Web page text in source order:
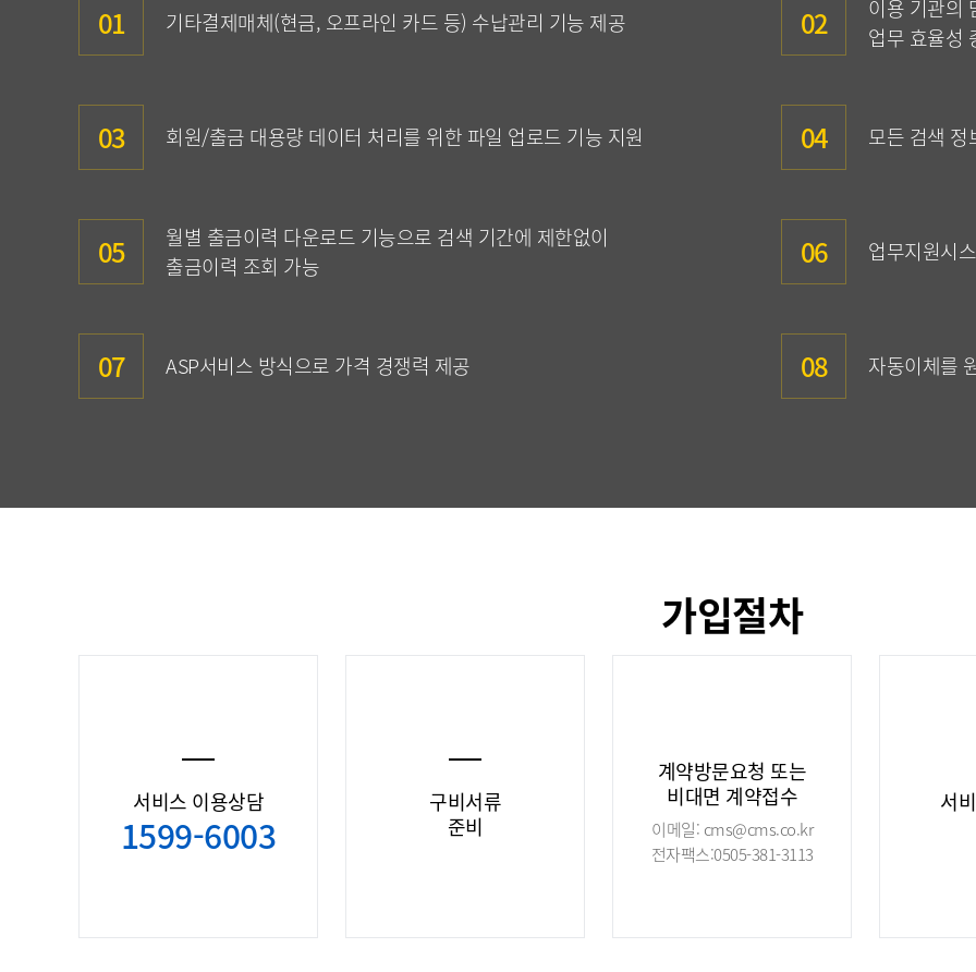
01 기타결제매체(현금, 오프라인 카드 등) 수납관리 기능 제공 02
이용 기관의
업무 효율성
03 회원/출금 대용량 데이터 처리를 위한 파일 업로드 기능 지원 04 모든 검색
05
월별 출금이력 다운로드 기능으로 검색 기간에 제한없이
출금이력 조회 가능
06 업무지원시
07 ASP서비스 방식으로 가격 경쟁력 제공 08 자동이체를
가입절차
서비스 이용상담
1599-6003
구비서류
준비
계약방문요청 또는
비대면 계약접수
이메일: cms@cms.co.kr
전자팩스:0505-381-3113
서